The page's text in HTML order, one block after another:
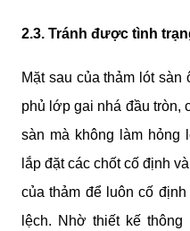
2.3. Tránh được tình
Mặt sau của thảm lót
phủ lớp gai nhá đầu tròn,
sàn mà không làm hỏng
lắp đặt các chốt cố định
của thảm để luôn cố
lệch. Nhờ thiết kế